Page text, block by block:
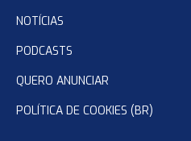
NOTÍCIAS
PODCASTS
QUERO ANUNCIAR
POLÍTICA DE COOKIES (BR)